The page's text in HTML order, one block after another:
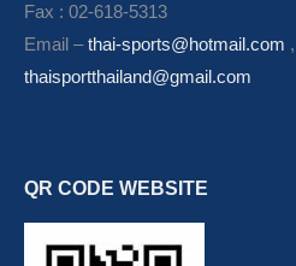
Fax : 02-618-5313
Email –thai-sports@hotmail.com ,
thaisportthailand@gmail.com
QR CODE WEBSITE